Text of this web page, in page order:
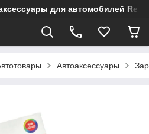
для автомобилей
Автоаксессуары